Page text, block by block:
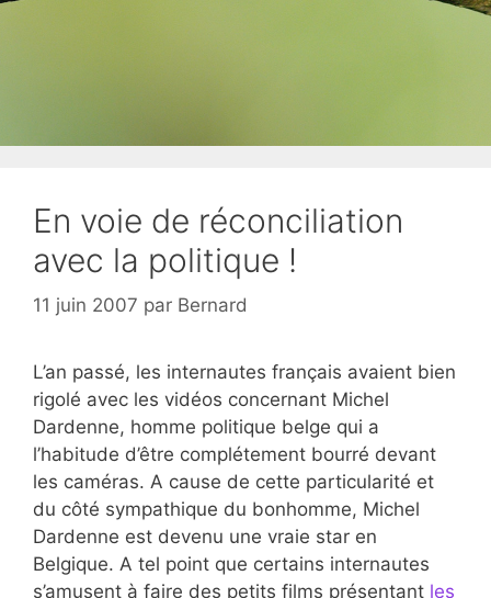
En voie de réconciliation
avec la politique !
11 juin 2007 par Bernard
L’an passé, les internautes français avaient bien
rigolé avec les vidéos concernant Michel
Dardenne, homme politique belge qui a
l’habitude d’être complétement bourré devant
les caméras. A cause de cette particularité et
du côté sympathique du bonhomme, Michel
Dardenne est devenu une vraie star en
Belgique. A tel point que certains internautes
s’amusent à faire des petits films présentant les